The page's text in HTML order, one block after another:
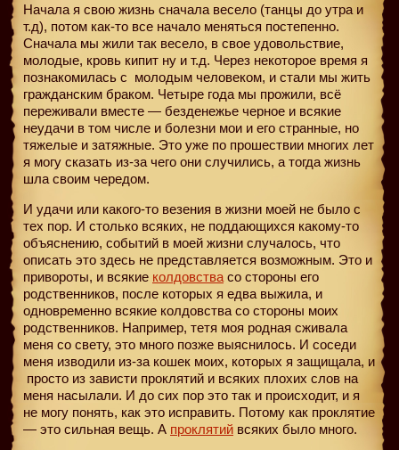
Начала я свою жизнь сначала весело (танцы до утра и
т.д), потом как-то все начало меняться постепенно.
Сначала мы жили так весело, в свое удовольствие,
молодые, кровь кипит ну и т.д. Через некоторое время я
познакомилась с молодым человеком, и стали мы жить
гражданским браком. Четыре года мы прожили, всё
переживали вместе — безденежье черное и всякие
неудачи в том числе и болезни мои и его странные, но
тяжелые и затяжные. Это уже по прошествии многих лет
я могу сказать из-за чего они случились, а тогда жизнь
шла своим чередом.
И удачи или какого-то везения в жизни моей не было с
тех пор. И столько всяких, не поддающихся какому-то
объяснению, событий в моей жизни случалось, что
описать это здесь не представляется возможным. Это и
привороты, и всякие колдовства со стороны его
родственников, после которых я едва выжила, и
одновременно всякие колдовства со стороны моих
родственников. Например, тетя моя родная сживала
меня со свету, это много позже выяснилось. И соседи
меня изводили из-за кошек моих, которых я защищала, и
просто из зависти проклятий и всяких плохих слов на
меня насылали. И до сих пор это так и происходит, и я
не могу понять, как это исправить. Потому как проклятие
— это сильная вещь. А проклятий всяких было много.